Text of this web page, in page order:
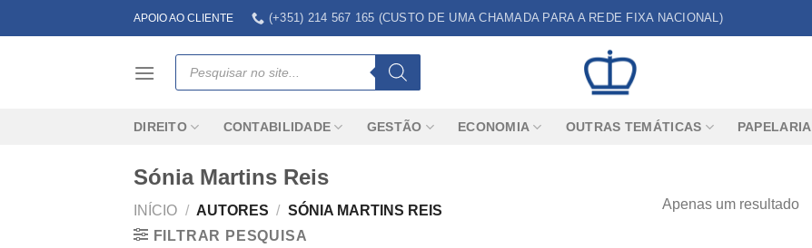
to
APOIO AO CLIENTE (+351) 214 567 165 (CUSTO DE UMA CHAMADA PARA A REDE FIXA NACIONAL)
Products
search
DIREITO CONTABILIDADE GESTÃO ECONOMIA OUTRAS TEMÁTICAS PAPELARIA
Sónia Martins Reis
INÍCIO / AUTORES / SÓNIA MARTINS REIS
FILTRAR PESQUISA
Apenas um resultado